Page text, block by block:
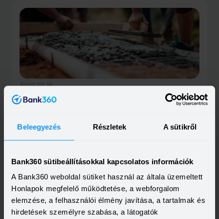
Beleegyezés Részletek A sütikről
Bank360 sütibeállításokkal kapcsolatos információk
A Bank360 weboldal sütiket használ az általa üzemeltett
Honlapok megfelelő működtetése, a webforgalom
elemzése, a felhasználói élmény javítása, a tartalmak és
hirdetések személyre szabása, a látogatók
2021-01-14
Már a telekvásárlás után is visszajár az áfa
Január 1-jétől az egész országban elérhető vált a 27%-
telekvásárlásra is elszámoltatható összesen 5 millió
településére vonatkozik.
Elolvasom